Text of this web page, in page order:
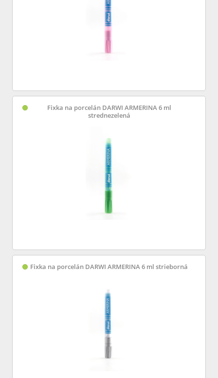
Fixka na porcelán DARWI ARMERINA 6 ml
strednezelená
Fixka na porcelán DARWI ARMERINA 6 ml strieborná